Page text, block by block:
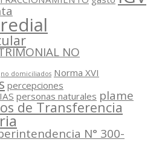
NO
no domiciliados Norma XVI
percepciones
personas naturales plame
de Transferencia
N° 300-